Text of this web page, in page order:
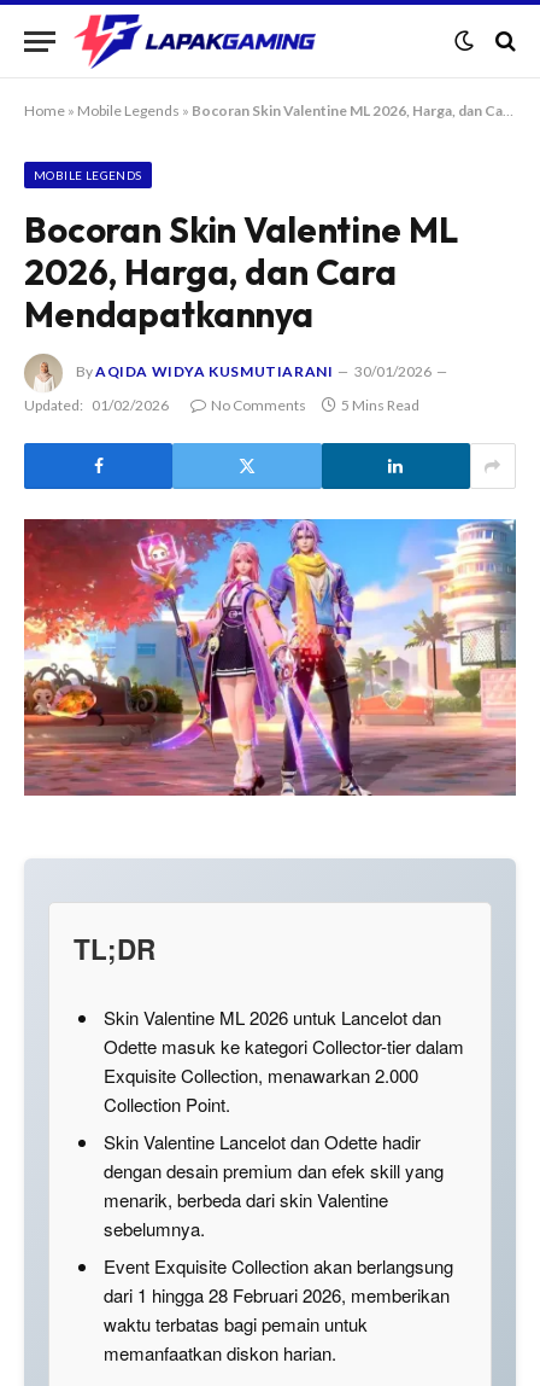
Home » Mobile Legends » Bocoran Skin Valentine ML 2026, Harga, dan Cara Mendapatkannya
MOBILE LEGENDS
Bocoran Skin Valentine ML
2026, Harga, dan Cara
Mendapatkannya
ByAQIDA WIDYA KUSMUTIARANI
30/01/2026
Updated: 01/02/2026 No Comments 5 Mins Read
TL;DR
Skin Valentine ML 2026 untuk Lancelot dan
Odette masuk ke kategori Collector-tier dalam
Exquisite Collection, menawarkan 2.000
Collection Point.
Skin Valentine Lancelot dan Odette hadir
dengan desain premium dan efek skill yang
menarik, berbeda dari skin Valentine
sebelumnya.
Event Exquisite Collection akan berlangsung
dari 1 hingga 28 Februari 2026, memberikan
waktu terbatas bagi pemain untuk
memanfaatkan diskon harian.